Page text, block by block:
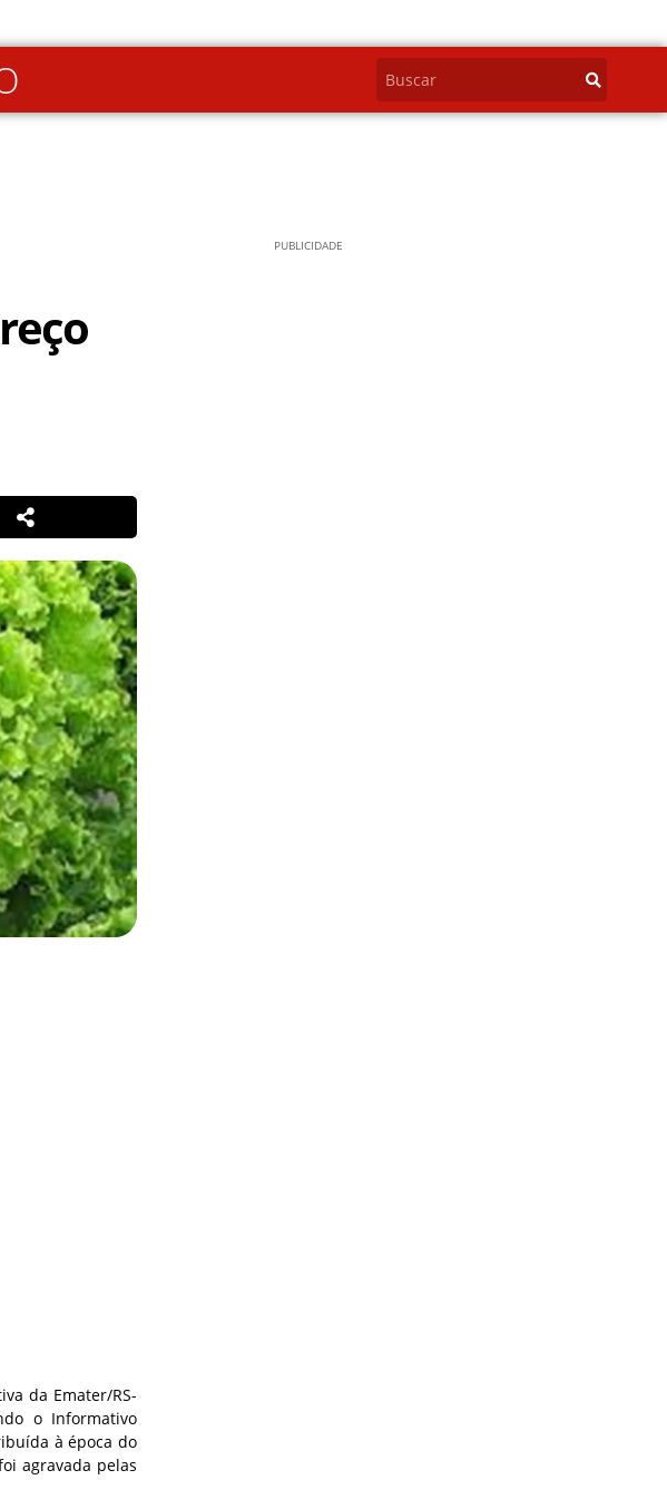
da Emater/RS-
o Informativo
à época do
agravada pelas
PUBLICIDADE